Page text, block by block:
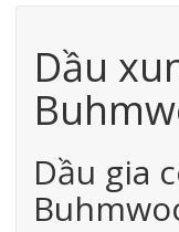
Dầu
Dầu gia